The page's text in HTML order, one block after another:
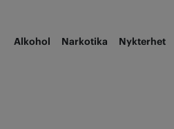
Alkohol Narkotika Nykterhet